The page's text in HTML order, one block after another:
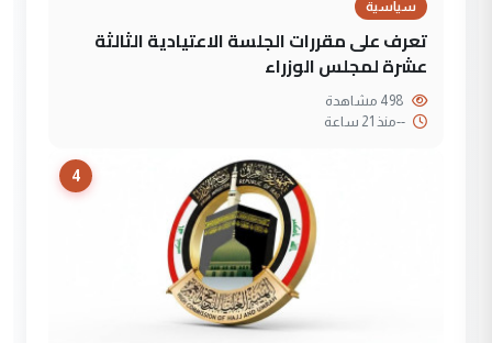
سياسية
تعرف على مقررات الجلسة الاعتيادية الثالثة
عشرة لمجلس الوزراء
--منذ 21 ساعة
4